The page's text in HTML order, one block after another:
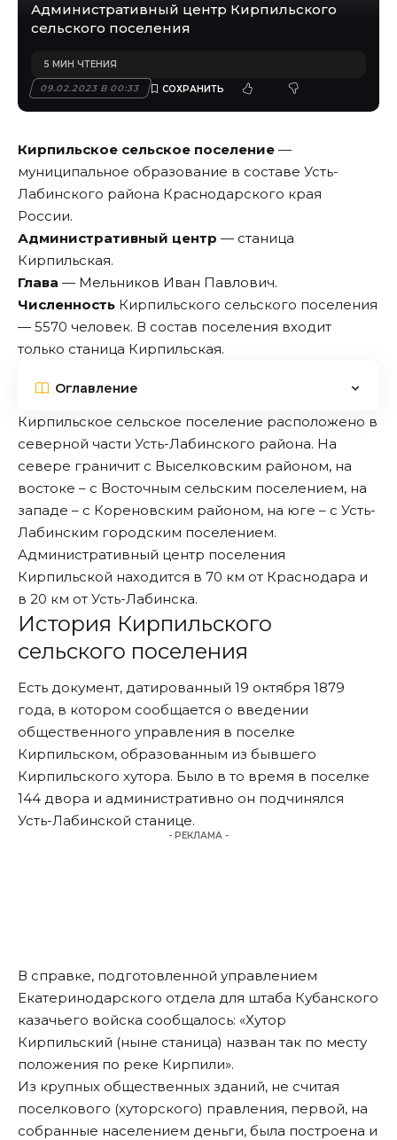
Административный центр Кирпильского
сельского поселения
09.02.2023 В 00:33
5 МИН ЧТЕНИЯ
Кирпильское сельское поселение —
муниципальное образование в составе Усть-
Лабинского района Краснодарского края
России.
Административный центр — станица
Кирпильская.
Глава — Мельников Иван Павлович.
Численность Кирпильского сельского поселения
— 5570 человек. В состав поселения входит
только станица Кирпильская.
Оглавление
Кирпильское сельское поселение расположено в
северной части Усть-Лабинского района. На
севере граничит с Выселковским районом, на
востоке – с Восточным сельским поселением, на
западе – с Кореновским районом, на юге – с Усть-
Лабинским городским поселением.
Административный центр поселения
Кирпильской находится в 70 км от Краснодара и
в 20 км от Усть-Лабинска.
История Кирпильского
сельского поселения
Есть документ, датированный 19 октября 1879
года, в котором сообщается о введении
общественного управления в поселке
Кирпильском, образованным из бывшего
Кирпильского хутора. Было в то время в поселке
144 двора и административно он подчинялся
Усть-Лабинской станице.
- РЕКЛАМА -
В справке, подготовленной управлением
Екатеринодарского отдела для штаба Кубанского
казачьего войска сообщалось: «Хутор
Кирпильский (ныне станица) назван так по месту
положения по реке Кирпили».
Из крупных общественных зданий, не считая
поселкового (хуторского) правления, первой, на
собранные населением деньги, была построена и